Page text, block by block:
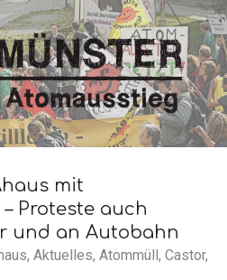
mit
Proteste auch
und an Autobahn
, Aktuelles, Atommüll , Castor,